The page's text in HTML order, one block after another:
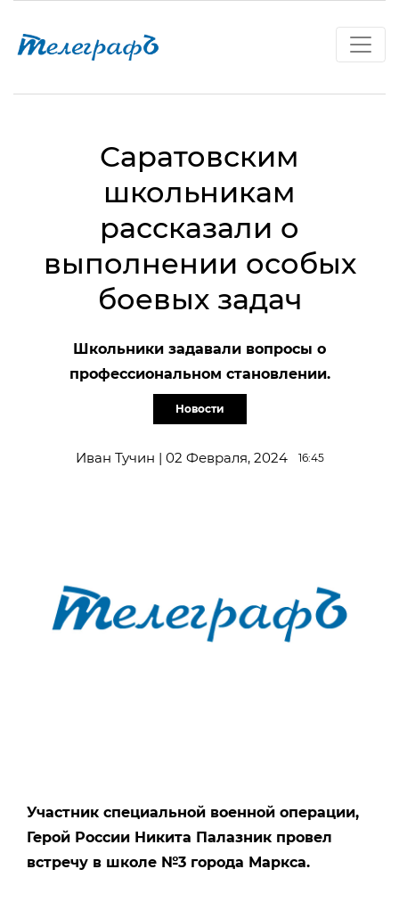
Саратовским
школьникам
рассказали о
выполнении особых
боевых задач
Школьники задавали вопросы о
профессиональном становлении.
Новости
Иван Тучин | 02 Февраля, 2024 16:45
Участник специальной военной операции,
Герой России Никита Палазник провел
встречу в школе №3 города Маркса.